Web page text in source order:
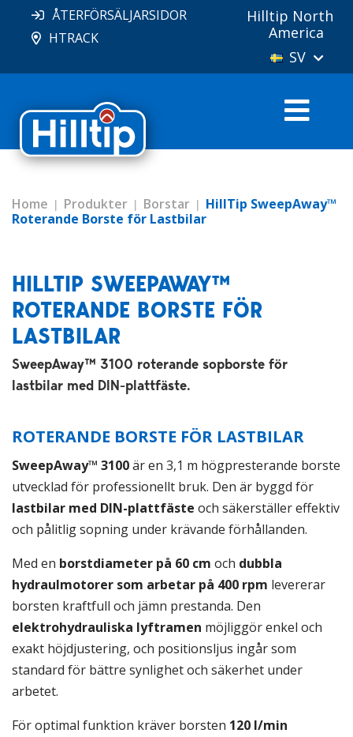
ÅTERFÖRSÄLJARSIDOR
HTRACK
Hilltip North
America
SV
Home Produkter Borstar
HillTip SweepAway™
Roterande Borste för Lastbilar
HILLTIP SWEEPAWAY™
ROTERANDE BORSTE FÖR
LASTBILAR
SweepAway™ 3100 roterande sopborste för
lastbilar med DIN-plattfäste.
ROTERANDE BORSTE FÖR LASTBILAR
SweepAway™ 3100är en 3,1 m högpresterande borste
utvecklad för professionellt bruk. Den är byggd för
lastbilar med DIN-plattfäste och säkerställer effektiv
och pålitlig sopning under krävande förhållanden.
Med en borstdiameter på 60 cm och dubbla
hydraulmotorer som arbetar på 400 rpm levererar
borsten kraftfull och jämn prestanda. Den
elektrohydrauliska lyftramen möjliggör enkel och
exakt höjdjustering, och positionsljus ingår som
standard för bättre synlighet och säkerhet under
arbetet.
För optimal funktion kräver borsten 120 l/min